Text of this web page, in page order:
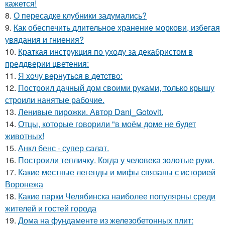
кажется!
8. О пересадке клубники задумались?
9. Как обеспечить длительное хранение моркови, избегая
увядания и гниения?
10. Краткая инструкция по уходу за декабристом в
преддверии цветения:
11. Я xoчу вepнутьcя в дeтcтвo:
12. Построил дачный дом своими руками, только крышу
строили нанятые рабочие.
13. Ленивые пирожки. Автор Dani_Gotovit.
14. Отцы, которые говорили "в моём доме не будет
животных!
15. Анкл бенс - супер салат.
16. Построили тепличку. Когда у человека золотые руки.
17. Какие местные легенды и мифы связаны с историей
Воронежа
18. Какие парки Челябинска наиболее популярны среди
жителей и гостей города
19. Дома на фундаменте из железобетонных плит: